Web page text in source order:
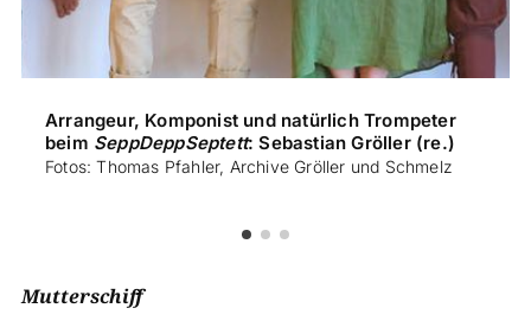
Arrangeur, Komponist und natürlich Trompeter
beim SeppDeppSeptett: Sebastian Gröller (re.)
Fotos: Thomas Pfahler, Archive Gröller und Schmelz
Mutterschiff